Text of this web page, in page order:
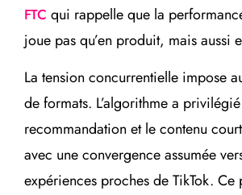
FTC qui rappelle que la
joue pas qu’en produit, mais aussi
La tension concurrentielle impose
de formats. L’algorithme a
recommandation et le contenu
avec une convergence assumée
expériences proches de TikTok. Ce